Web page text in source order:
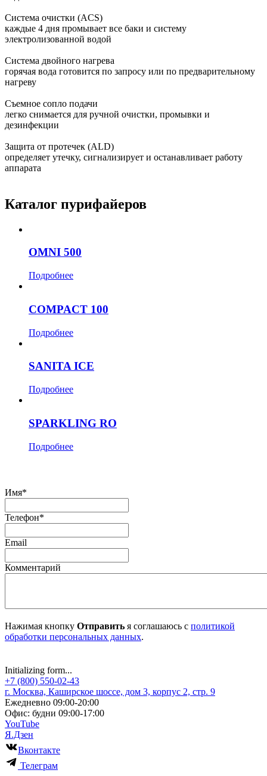
Система очистки (ACS)
каждые 4 дня промывает все баки и систему
электролизованной водой
Система двойного нагрева
горячая вода готовится по запросу или по предварительному
нагреву
Съемное сопло подачи
легко снимается для ручной очистки, промывки и
дезинфекции
Защита от протечек (ALD)
определяет утечку, сигнализирует и останавливает работу
аппарата
Каталог пурифайеров
OMNI 500
Подробнее
COMPACT 100
Подробнее
SANITA ICE
Подробнее
SPARKLING RO
Подробнее
Имя*
Телефон*
Email
Комментарий
Нажимая кнопку Отправить я соглашаюсь с политикой
обработки персональных данных.
Initializing form...
+7 (800) 550-02-43
г. Москва, Каширское шоссе, дом 3, корпус 2, стр. 9
Ежедневно 09:00-20:00
Офис: будни 09:00-17:00
YouTube
Я.Дзен
Вконтакте
Телеграм